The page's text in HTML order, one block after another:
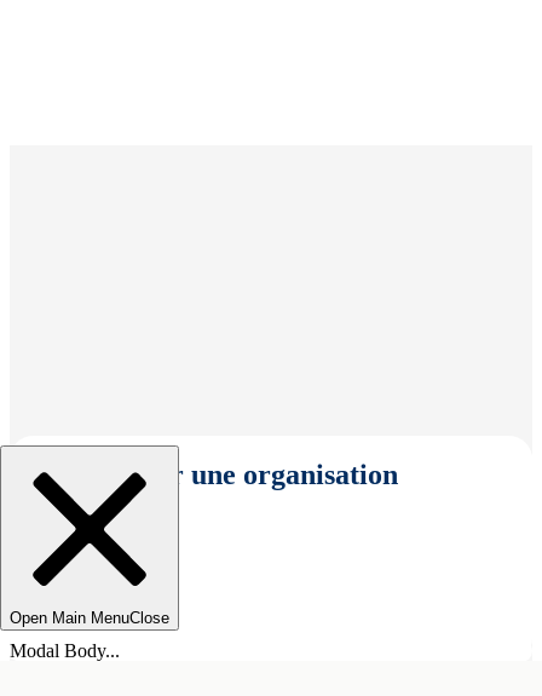
Sélectionner une organisation
Open Main MenuClose
Modal Body...